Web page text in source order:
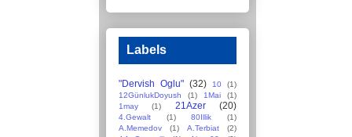
Labels
"Dervish Oglu" (32) 10
(1)
12GünlukDoyush
(1) 1Mai
(1)
1may
(1) 21Azer (20)
4.Gewalt (1) 80Illik
(1)
A.Memedov
(1) A.Terbiat
(2)